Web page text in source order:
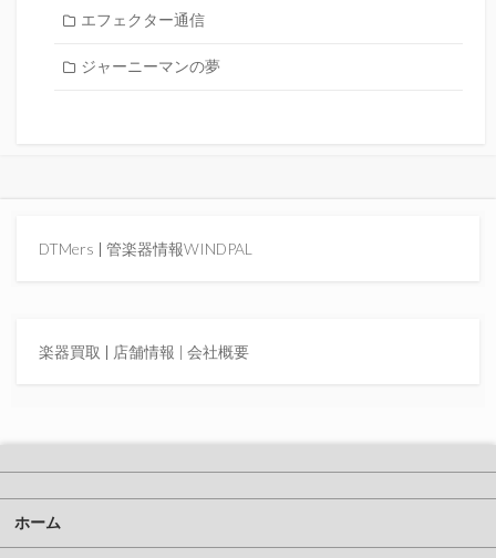
エフェクター通信
ジャーニーマンの夢
DTMers 管楽器情報WINDPAL
楽器買取 店舗情報 | 会社概要
ホーム